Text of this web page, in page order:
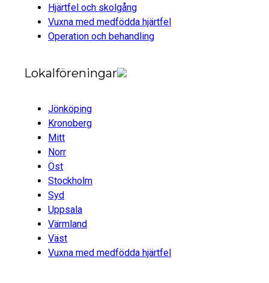
Hjärtfel och skolgång
Vuxna med medfödda hjärtfel
Operation och behandling
Lokalföreningar
Jönköping
Kronoberg
Mitt
Norr
Öst
Stockholm
Syd
Uppsala
Värmland
Väst
Vuxna med medfödda hjärtfel